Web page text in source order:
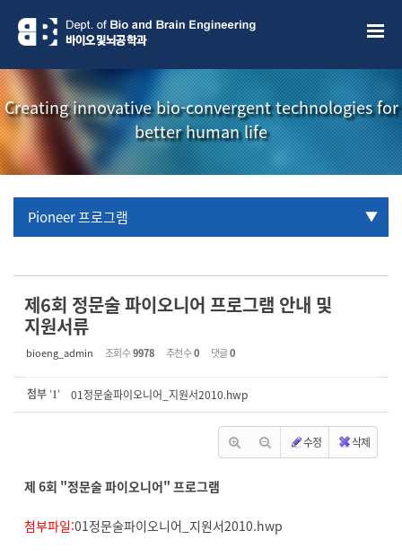
Creating innovative bio-convergent technologies for
better human life
Pioneer 프로그램
학부생 국제학술대회 참관프로그램
제6회 정문술 파이오니어 프로그램 안내 및
지원서류
bioeng_admin 조회 수9978 추천 수0 댓글0
첨부 '1' 01정문술파이오니어_지원서2010.hwp
수정 삭제
제 6회 "정문술 파이오니어" 프로그램
첨부파일:01정문술파이오니어_지원서2010.hwp